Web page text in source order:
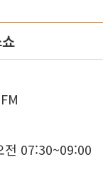
전 07:30~09:00